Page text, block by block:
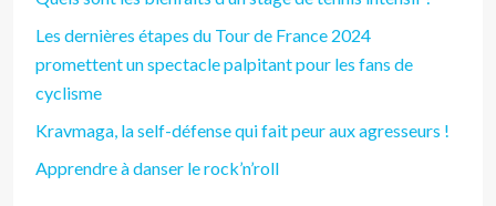
Les dernières étapes du Tour de France 2024
promettent un spectacle palpitant pour les fans de
cyclisme
Kravmaga, la self-défense qui fait peur aux agresseurs !
Apprendre à danser le rock’n’roll